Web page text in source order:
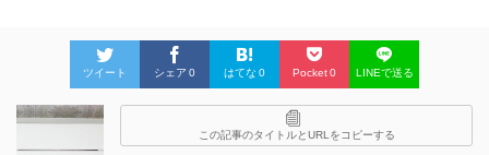
ツイート シェア 0 はてな 0 Pocket0 LINEで送る
この記事のタイトルとURLをコピーする